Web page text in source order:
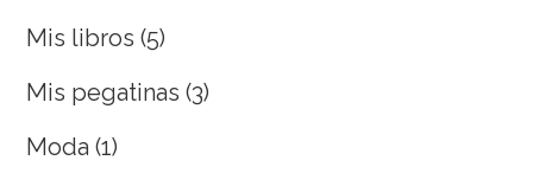
Mis libros (5)
Mis pegatinas (3)
Moda (1)